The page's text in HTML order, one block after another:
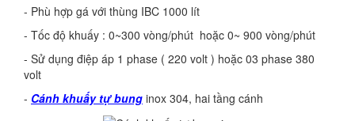
- Phù hợp gá với thùng IBC 1000 lít
- Tốc độ khuấy : 0~300 vòng/phút hoặc 0~ 900 vòng/phút
- Sử dụng điệp áp 1 phase ( 220 volt ) hoặc 03 phase 380
volt
- Cánh khuấy tự bung inox 304, hai tầng cánh